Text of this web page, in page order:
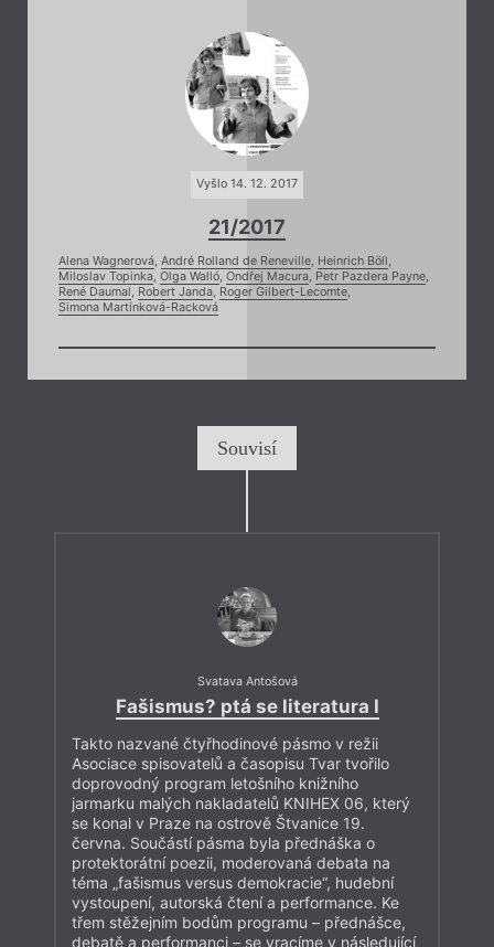
Vyšlo 14. 12. 2017
21/2017
Alena Wagnerová, André Rolland de Reneville, Heinrich Böll,
Miloslav Topinka, Olga Walló, Ondřej Macura, Petr Pazdera Payne,
René Daumal, Robert Janda, Roger Gilbert-Lecomte,
Simona Martínková-Racková
Souvisí
Svatava Antošová
Fašismus? ptá se literatura I
Takto nazvané čtyřhodinové pásmo v režii
Asociace spisovatelů a časopisu Tvar tvořilo
doprovodný program letošního knižního
jarmarku malých nakladatelů KNIHEX 06, který
se konal v Praze na ostrově Štvanice 19.
června. Součástí pásma byla přednáška o
protektorátní poezii, moderovaná debata na
téma „fašismus versus demokracie“, hudební
vystoupení, autorská čtení a performance. Ke
třem stěžejním bodům programu – přednášce,
debatě a performanci – se vracíme v následující